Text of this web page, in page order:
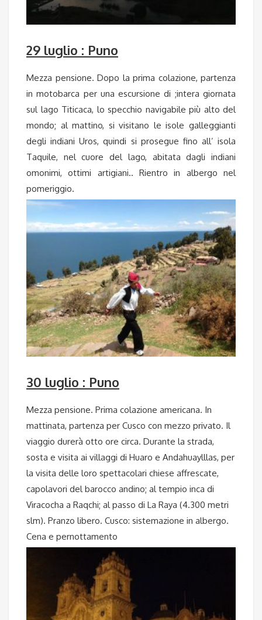
29 luglio : Puno
Mezza pensione. Dopo la prima colazione, partenza
in motobarca per una escursione di ;intera giornata
sul lago Titicaca, lo specchio navigabile più alto del
mondo; al mattino, si visitano le isole galleggianti
degli indiani Uros, quindi si prosegue fino all’ isola
Taquile, nel cuore del lago, abitata dagli indiani
omonimi, ottimi artigiani.. Rientro in albergo nel
pomeriggio.
30 luglio : Puno
Mezza pensione. Prima colazione americana. In
mattinata, partenza per Cusco con mezzo privato. Il
viaggio durerà otto ore circa. Durante la strada,
sosta e visita ai villaggi di Huaro e Andahuaylllas, per
la visita delle loro spettacolari chiese affrescate,
capolavori del barocco andino; al tempio inca di
Viracocha a Raqchi; al passo di La Raya (4.300 metri
slm). Pranzo libero. Cusco: sistemazione in albergo.
Cena e pernottamento